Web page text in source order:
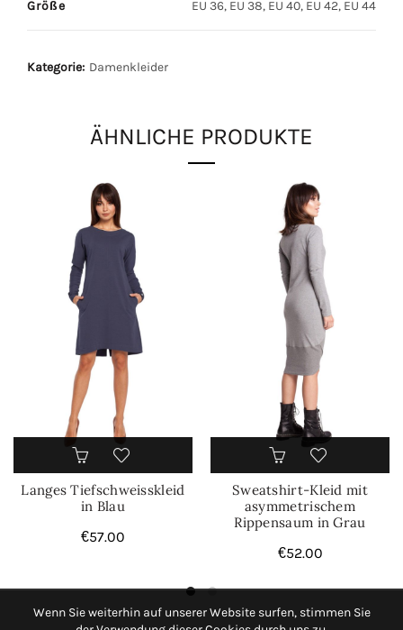
Größe EU 36, EU 38, EU 40, EU 42, EU 44
Kategorie: Damenkleider
ÄHNLICHE PRODUKTE
Langes Tiefschweisskleid
in Blau
€57.00
Sweatshirt-Kleid mit
asymmetrischem
Rippensaum in Grau
€52.00
Wenn Sie weiterhin auf unserer Website surfen, stimmen Sie